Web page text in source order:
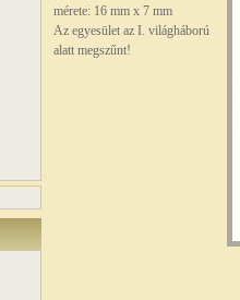
mérete: 16 mm x 7 mm
Az egyesület az I. világháború
alatt megszűnt!